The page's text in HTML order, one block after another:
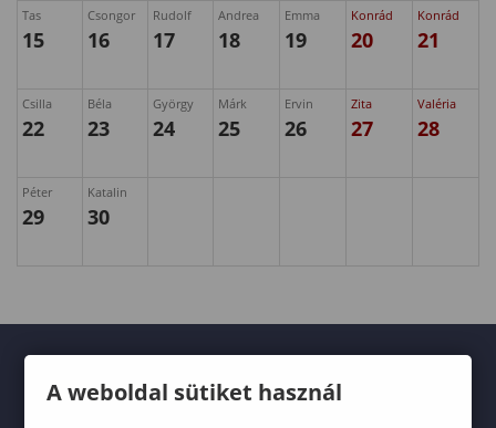
Tas
15
Csongor
16
Rudolf
17
Andrea
18
Emma
19
Konrád
20
Konrád
21
Csilla
22
Béla
23
György
24
Márk
25
Ervin
26
Zita
27
Valéria
28
Péter
29
Katalin
30
A weboldal sütiket használ